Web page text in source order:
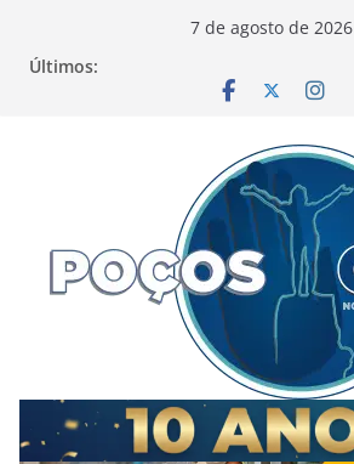
7 de agosto de 2026
Últimos: